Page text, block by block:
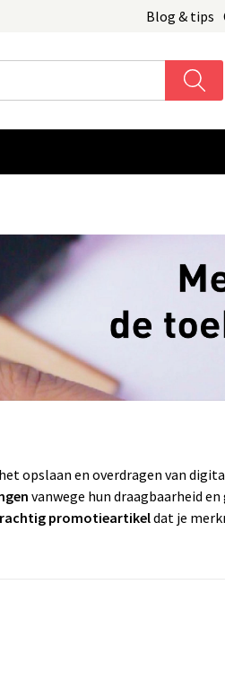
Blog & tips
opslaan en overdragen van
vanwege hun draagbaarheid
promotieartikeldat je